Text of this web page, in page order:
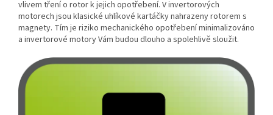
vlivem tření o rotor k jejich opotřebení. V invertorových
motorech jsou klasické uhlíkové kartáčky nahrazeny rotorem s
magnety. Tím je riziko mechanického opotřebení minimalizováno
a invertorové motory Vám budou dlouho a spolehlivě sloužit.